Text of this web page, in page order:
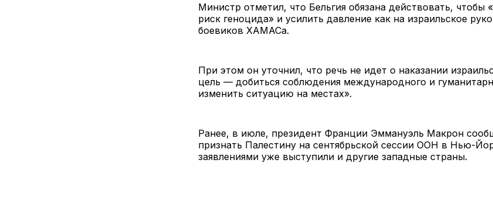
Министр отметил, что Бельгия обязана действовать, чтобы
риск геноцида» и усилить давление как на израильское
боевиков ХАМАСа.
При этом он уточнил, что речь не идет о наказании
цель — добиться соблюдения международного и
изменить ситуацию на местах».
Ранее, в июле, президент Франции Эммануэль Макрон
признать Палестину на сентябрьской сессии ООН в Нью-
заявлениями уже выступили и другие западные страны.